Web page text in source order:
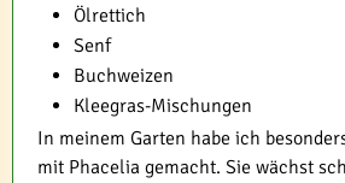
Ölrettich
Senf
Buchweizen
Kleegras-Mischungen
In meinem Garten habe ich
mit Phacelia gemacht. Sie wächst